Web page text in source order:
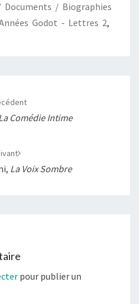
g
e
Documents / Biographies
Godot - Lettres 2,
Comédie Intime
La Voix Sombre
pour publier un